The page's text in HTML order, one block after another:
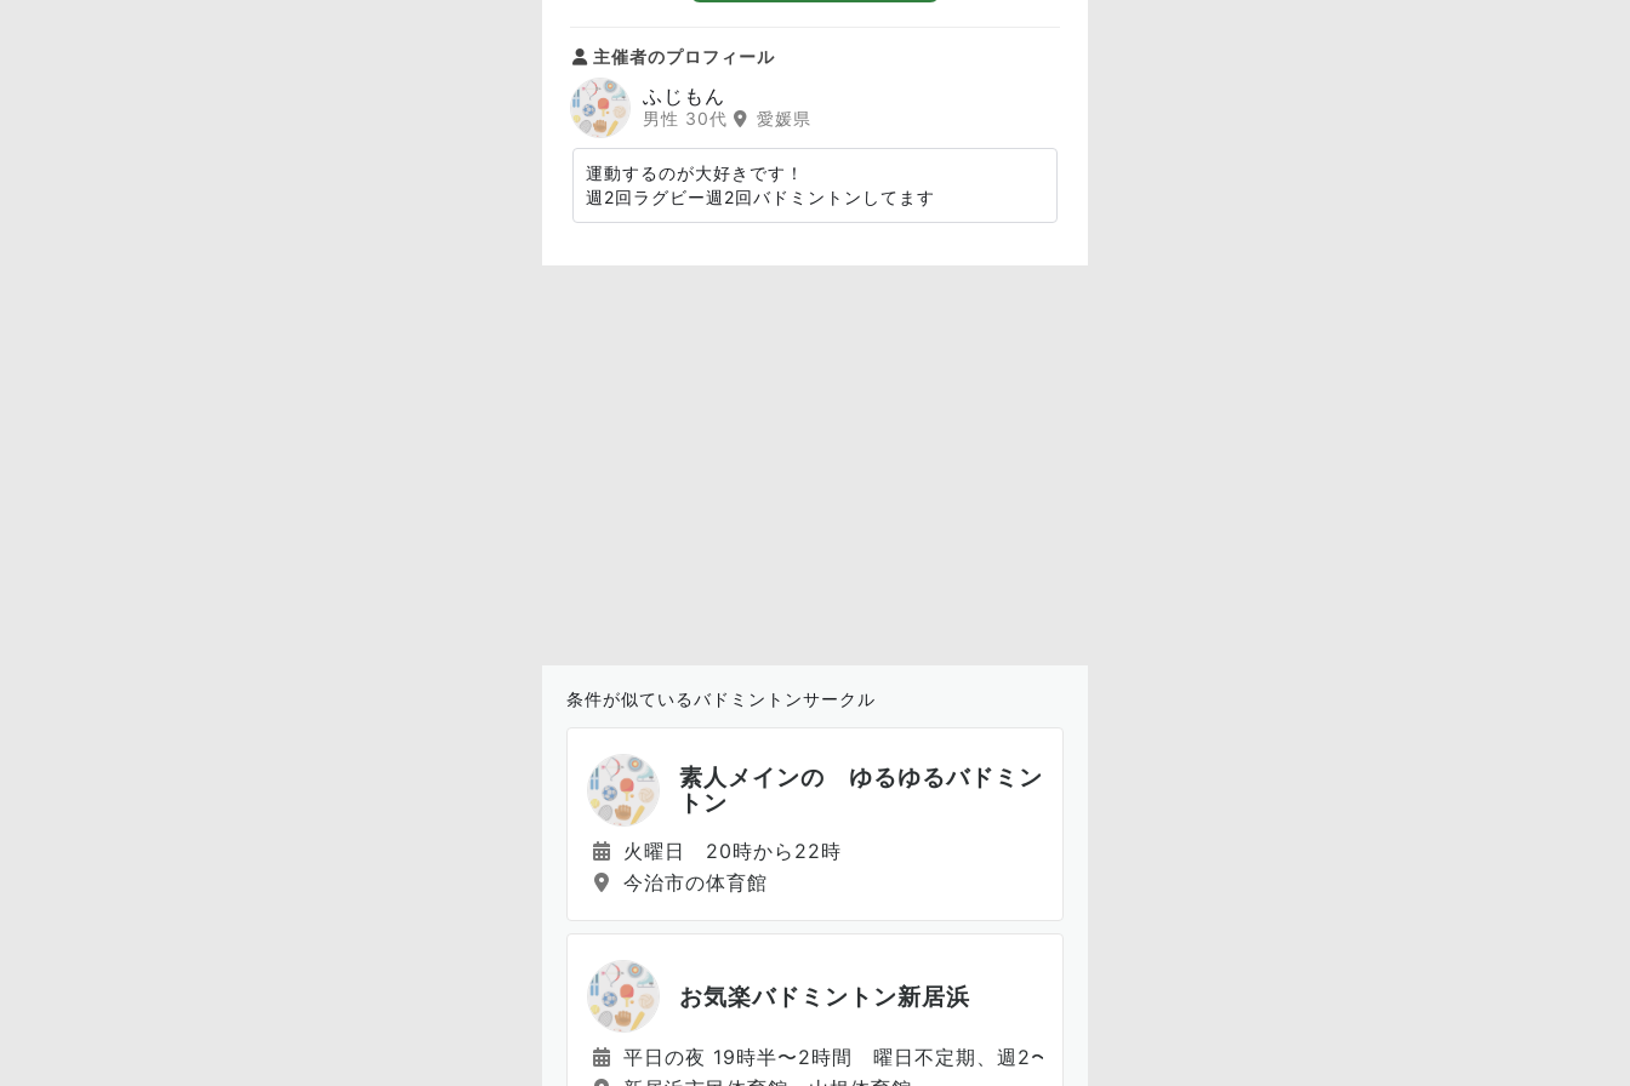
主催者のプロフィール
ふじもん
男性 30代 愛媛県
運動するのが大好きです！
週2回ラグビー週2回バドミントンしてます
条件が似ているバドミントンサークル
素人メインの ゆるゆるバドミン
トン
火曜日 20時から22時
今治市の体育館
お気楽バドミントン新居浜
平日の夜 19時半〜2時間 曜日不定期、週2〜3